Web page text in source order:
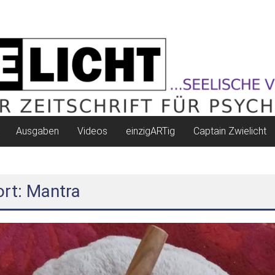
Ausgaben Videos einzigARTig Captain Zwielicht
Mantra